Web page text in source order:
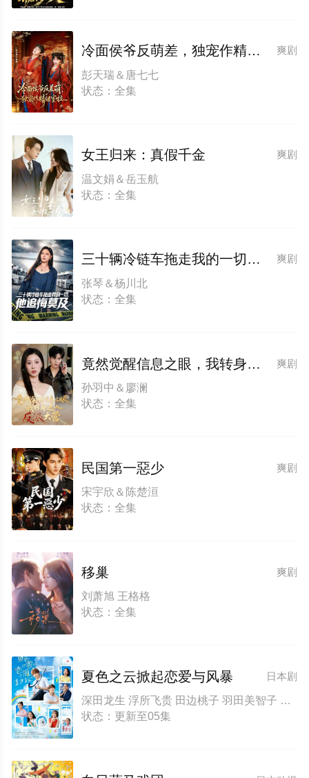
爽剧
冷面侯爷反萌差，独宠作精继室啦
彭天瑞＆唐七七
状态：全集
爽剧
女王归来：真假千金
温文娟＆岳玉航
状态：全集
爽剧
三十辆冷链车拖走我的一切，他追悔莫及
张琴＆杨川北
状态：全集
爽剧
竟然觉醒信息之眼，我转身进入反派大营
孙羽中＆廖澜
状态：全集
爽剧
民国第一惡少
宋宇欣＆陈楚洹
状态：全集
爽剧
移巢
刘萧旭 王格格
状态：全集
日本剧
夏色之云掀起恋爱与风暴
深田龙生 浮所飞贵 田边桃子 羽田美智子 井上肇 有楽 滨田麻里 原沙知绘 田口浩正 元冬树 阿久津仁爱 丈太郎 戸苅ニコル沙羅 丸山智己 山口麻友 猪俣玲音
状态：更新至05集